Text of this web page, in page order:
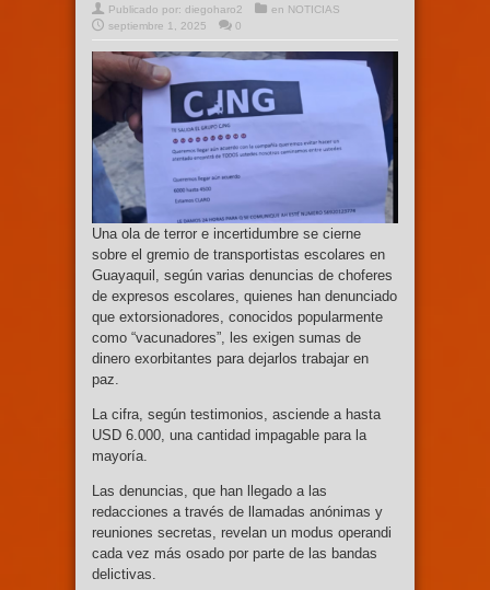
Publicado por: diegoharo2 en NOTICIAS
septiembre 1, 2025
0
Una ola de terror e incertidumbre se cierne
sobre el gremio de transportistas escolares en
Guayaquil, según varias denuncias de choferes
de expresos escolares, quienes han denunciado
que extorsionadores, conocidos popularmente
como “vacunadores”, les exigen sumas de
dinero exorbitantes para dejarlos trabajar en
paz.
La cifra, según testimonios, asciende a hasta
USD 6.000, una cantidad impagable para la
mayoría.
Las denuncias, que han llegado a las
redacciones a través de llamadas anónimas y
reuniones secretas, revelan un modus operandi
cada vez más osado por parte de las bandas
delictivas.